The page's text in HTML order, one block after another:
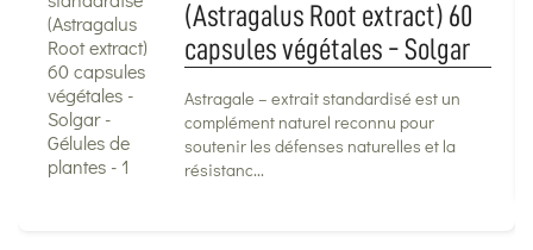
(Astragalus Root extract) 60
capsules végétales - Solgar
Astragale – extrait standardisé est un
complément naturel reconnu pour
soutenir les défenses naturelles et la
résistanc...